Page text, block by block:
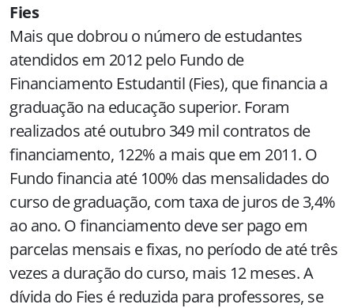
Fies
Mais que dobrou o número de estudantes
atendidos em 2012 pelo Fundo de
Financiamento Estudantil (Fies), que financia a
graduação na educação superior. Foram
realizados até outubro 349 mil contratos de
financiamento, 122% a mais que em 2011. O
Fundo financia até 100% das mensalidades do
curso de graduação, com taxa de juros de 3,4%
ao ano. O financiamento deve ser pago em
parcelas mensais e fixas, no período de até três
vezes a duração do curso, mais 12 meses. A
dívida do Fies é reduzida para professores, se